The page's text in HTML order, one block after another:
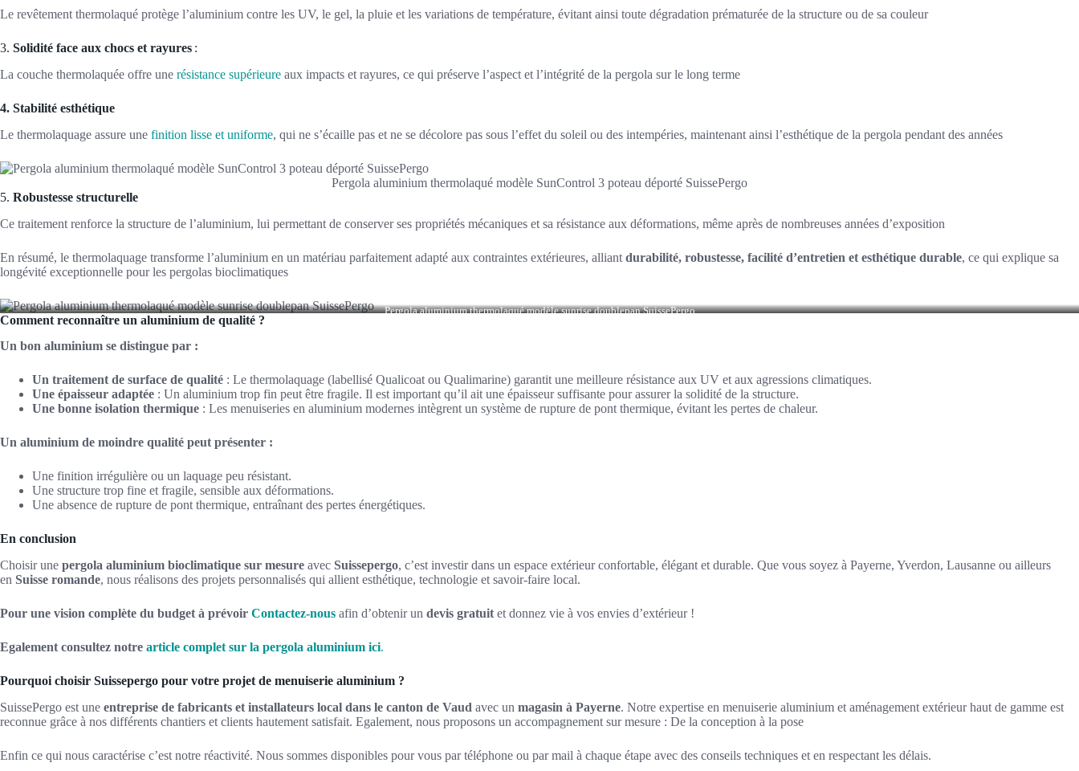
Le revêtement thermolaqué protège l’aluminium contre les UV, le gel, la pluie et les variations de température, évitant ainsi toute dégradation prématurée de la structure ou de sa couleur
3. Solidité face aux chocs et rayures :
La couche thermolaquée offre une résistance supérieure aux impacts et rayures, ce qui préserve l’aspect et l’intégrité de la pergola sur le long terme
4. Stabilité esthétique
Le thermolaquage assure une finition lisse et uniforme, qui ne s’écaille pas et ne se décolore pas sous l’effet du soleil ou des intempéries, maintenant ainsi l’esthétique de la pergola pendant des années
Pergola aluminium thermolaqué modèle SunControl 3 poteau déporté SuissePergo
5. Robustesse structurelle
Ce traitement renforce la structure de l’aluminium, lui permettant de conserver ses propriétés mécaniques et sa résistance aux déformations, même après de nombreuses années d’exposition
En résumé, le thermolaquage transforme l’aluminium en un matériau parfaitement adapté aux contraintes extérieures, alliant durabilité, robustesse, facilité d’entretien et esthétique durable, ce qui explique sa
longévité exceptionnelle pour les pergolas bioclimatiques
Pergola aluminium thermolaqué modèle sunrise doublepan SuissePergo
Comment reconnaître un aluminium de qualité ?
Un bon aluminium se distingue par :
Un traitement de surface de qualité : Le thermolaquage (labellisé Qualicoat ou Qualimarine) garantit une meilleure résistance aux UV et aux agressions climatiques.
Une épaisseur adaptée : Un aluminium trop fin peut être fragile. Il est important qu’il ait une épaisseur suffisante pour assurer la solidité de la structure.
Une bonne isolation thermique : Les menuiseries en aluminium modernes intègrent un système de rupture de pont thermique, évitant les pertes de chaleur.
Un aluminium de moindre qualité peut présenter :
Une finition irrégulière ou un laquage peu résistant.
Une structure trop fine et fragile, sensible aux déformations.
Une absence de rupture de pont thermique, entraînant des pertes énergétiques.
En conclusion
Choisir une pergola aluminium bioclimatique sur mesure avec Suissepergo, c’est investir dans un espace extérieur confortable, élégant et durable. Que vous soyez à Payerne, Yverdon, Lausanne ou ailleurs
en Suisse romande, nous réalisons des projets personnalisés qui allient esthétique, technologie et savoir-faire local.
Pour une vision complète du budget à prévoir Contactez-nous afin d’obtenir un devis gratuit et donnez vie à vos envies d’extérieur !
Egalement consultez notre article complet sur la pergola aluminium ici.
Pourquoi choisir Suissepergo pour votre projet de menuiserie aluminium ?
SuissePergo est une entreprise de fabricants et installateurs local dans le canton de Vaud avec un magasin à Payerne. Notre expertise en menuiserie aluminium et aménagement extérieur haut de gamme est
reconnue grâce à nos différents chantiers et clients hautement satisfait. Egalement, nous proposons un accompagnement sur mesure : De la conception à la pose
Enfin ce qui nous caractérise c’est notre réactivité. Nous sommes disponibles pour vous par téléphone ou par mail à chaque étape avec des conseils techniques et en respectant les délais.